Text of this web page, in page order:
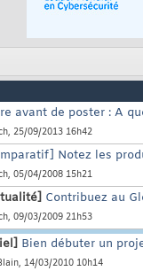
avant de poster : A
, 25/09/2013 16h42
Notez les
, 05/04/2008 15h21
Contribuez au
, 09/03/2009 21h53
Bien débuter un
, 14/03/2010 10h14